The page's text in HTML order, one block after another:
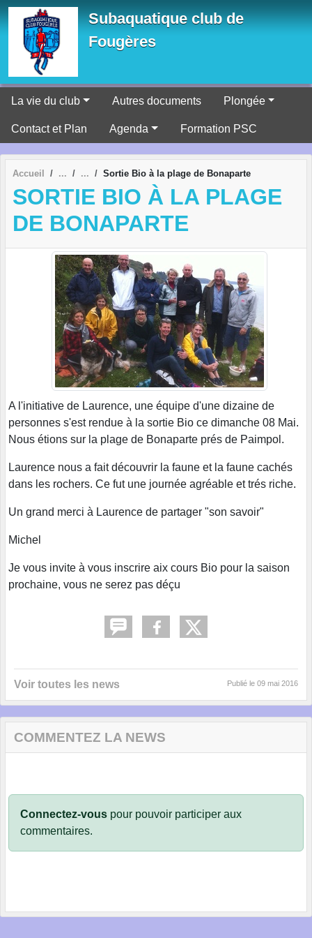
Subaquatique club de
Fougères
La vie du club Autres documents Plongée
Contact et Plan Agenda Formation PSC
Accueil Sortie Bio à la plage de Bonaparte
SORTIE BIO À LA PLAGE
DE BONAPARTE
A l'initiative de Laurence, une équipe d'une dizaine de
personnes s'est rendue à la sortie Bio ce dimanche 08 Mai.
Nous étions sur la plage de Bonaparte prés de Paimpol.
Laurence nous a fait découvrir la faune et la faune cachés
dans les rochers. Ce fut une journée agréable et trés riche.
Un grand merci à Laurence de partager "son savoir"
Michel
Je vous invite à vous inscrire aix cours Bio pour la saison
prochaine, vous ne serez pas déçu
Voir toutes les news Publié le 09 mai 2016
COMMENTEZ LA NEWS
Connectez-vous pour pouvoir participer aux
commentaires.
Panneau de gestion des cookies